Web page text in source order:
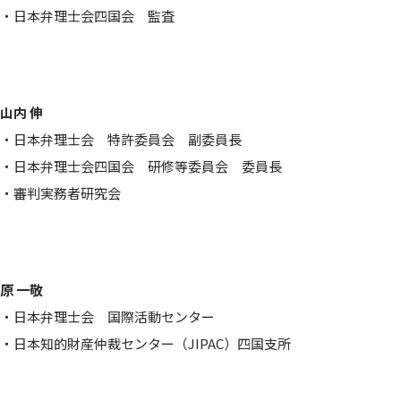
・日本弁理士会四国会 監査
山内 伸
・日本弁理士会 特許委員会 副委員長
・日本弁理士会四国会 研修等委員会 委員長
・審判実務者研究会
原 一敬
・日本弁理士会 国際活動センター
・日本知的財産仲裁センター（JIPAC）四国支所